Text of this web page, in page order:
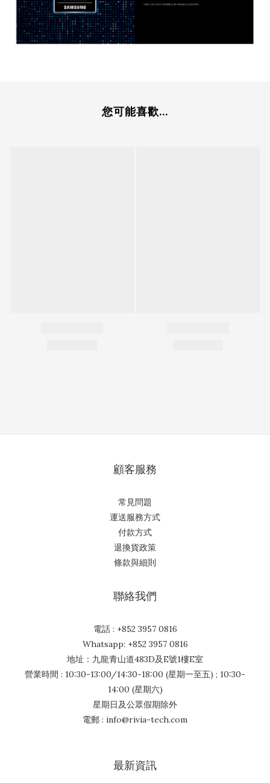
您可能喜歡...
顧客服務
常見問題
運送服務方式
付款方式
退換貨政策
條款與細則
聯絡我們
電話 : +852 3957 0816
Whatsapp: +852 3957 0816
地址：九龍青山道483D及E號1樓E室
營業時間 : 10:30-13:00/14:30-18:00 (星期一至五) ; 10:30-
14:00 (星期六)
星期日及公眾假期除外
電郵 : info@rivia-tech.com
最新資訊